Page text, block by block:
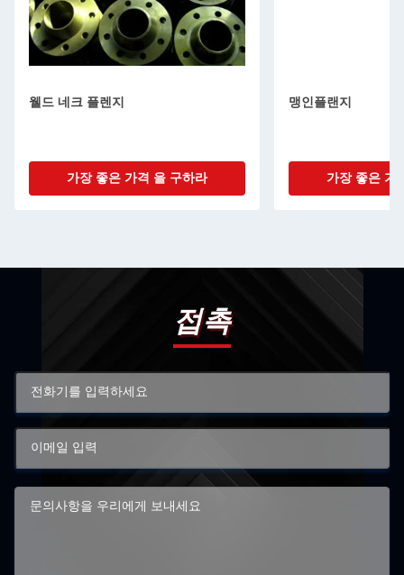
웰드 네크 플렌지
가장 좋은 가격 을 구하라
맹인플랜지
가장 좋은 가
접촉